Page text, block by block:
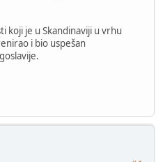
koji je u Skandinaviji u vrhu
i bio uspešan